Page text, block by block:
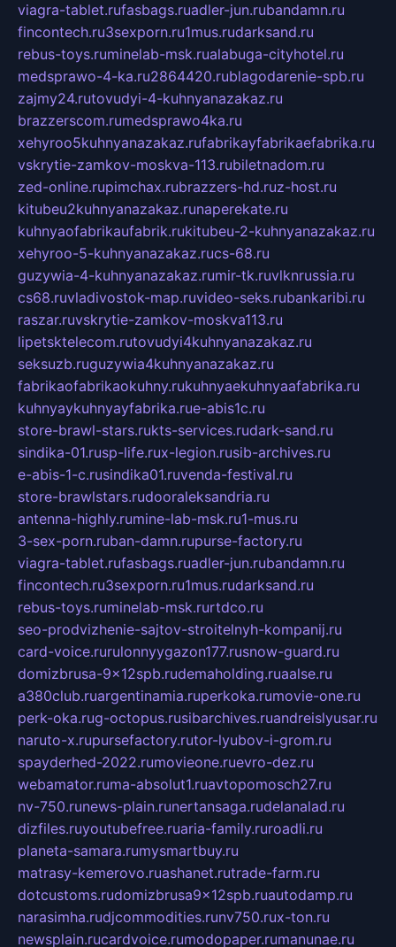
viagra-tablet.rufasbags.ruadler-jun.rubandamn.ru
fincontech.ru3sexporn.ru1mus.rudarksand.ru
rebus-toys.ruminelab-msk.rualabuga-cityhotel.ru
medsprawo-4-ka.ru2864420.rublagodarenie-spb.ru
zajmy24.rutovudyi-4-kuhnyanazakaz.ru
brazzerscom.rumedsprawo4ka.ru
xehyroo5kuhnyanazakaz.rufabrikayfabrikaefabrika.ru
vskrytie-zamkov-moskva-113.rubiletnadom.ru
zed-online.rupimchax.rubrazzers-hd.ruz-host.ru
kitubeu2kuhnyanazakaz.runaperekate.ru
kuhnyaofabrikaufabrik.rukitubeu-2-kuhnyanazakaz.ru
xehyroo-5-kuhnyanazakaz.rucs-68.ru
guzywia-4-kuhnyanazakaz.rumir-tk.ruvlknrussia.ru
cs68.ruvladivostok-map.ruvideo-seks.rubankaribi.ru
raszar.ruvskrytie-zamkov-moskva113.ru
lipetsktelecom.rutovudyi4kuhnyanazakaz.ru
seksuzb.ruguzywia4kuhnyanazakaz.ru
fabrikaofabrikaokuhny.rukuhnyaekuhnyaafabrika.ru
kuhnyaykuhnyayfabrika.rue-abis1c.ru
store-brawl-stars.rukts-services.rudark-sand.ru
sindika-01.rusp-life.rux-legion.rusib-archives.ru
e-abis-1-c.rusindika01.ruvenda-festival.ru
store-brawlstars.rudooraleksandria.ru
antenna-highly.rumine-lab-msk.ru1-mus.ru
3-sex-porn.ruban-damn.rupurse-factory.ru
viagra-tablet.rufasbags.ruadler-jun.rubandamn.ru
fincontech.ru3sexporn.ru1mus.rudarksand.ru
rebus-toys.ruminelab-msk.rurtdco.ru
seo-prodvizhenie-sajtov-stroitelnyh-kompanij.ru
card-voice.rurulonnyygazon177.rusnow-guard.ru
domizbrusa-9x12spb.rudemaholding.ruaalse.ru
a380club.ruargentinamia.ruperkoka.rumovie-one.ru
perk-oka.rug-octopus.rusibarchives.ruandreislyusar.ru
naruto-x.rupursefactory.rutor-lyubov-i-grom.ru
spayderhed-2022.rumovieone.ruevro-dez.ru
webamator.ruma-absolut1.ruavtopomosch27.ru
nv-750.runews-plain.runertansaga.rudelanalad.ru
dizfiles.ruyoutubefree.ruaria-family.ruroadli.ru
planeta-samara.rumysmartbuy.ru
matrasy-kemerovo.ruashanet.rutrade-farm.ru
dotcustoms.rudomizbrusa9x12spb.ruautodamp.ru
narasimha.rudjcommodities.runv750.rux-ton.ru
newsplain.rucardvoice.rumodopaper.rumanunae.ru